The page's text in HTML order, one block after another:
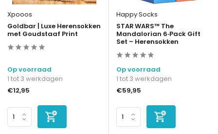
Xpooos
Goldbar | Luxe Herensokken
met Goudstaaf Print
Op voorraad
1 tot 3 werkdagen
€12,95
Happy Socks
STAR WARS™ The
Mandalorian 6‑Pack Gift
Set – Herensokken
Op voorraad
1 tot 3 werkdagen
€59,95